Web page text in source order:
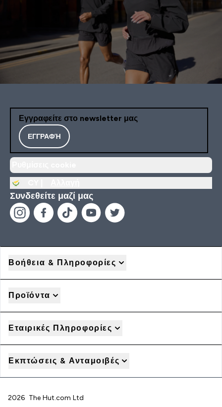
Εγγραφείτε στο newsletter μας
ΕΓΓΡΑΦΉ
Συνδεθείτε μαζί μας
Βοήθεια & Πληροφορίες
Προϊόντα
Εταιρικές Πληροφορίες
Εκπτώσεις & Ανταμοιβές
2026 The Hut.com Ltd